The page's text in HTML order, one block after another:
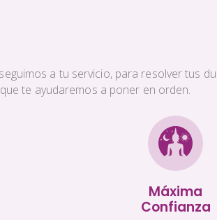
a tu servicio, para resolver tus
te ayudaremos a poner en orden.
Máxima
Confianza